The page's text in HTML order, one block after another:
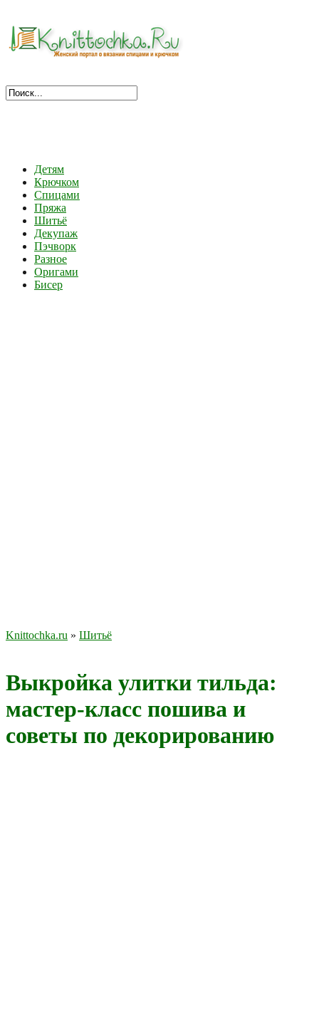
Детям
Крючком
Спицами
Пряжа
Шитьё
Декупаж
Пэчворк
Разное
Оригами
Бисер
Knittochka.ru » Шитьё
Выкройка улитки тильда:
мастер-класс пошива и
советы по декорированию